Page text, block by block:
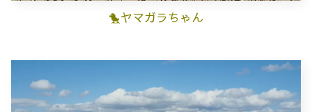
🐤ヤマガラちゃん